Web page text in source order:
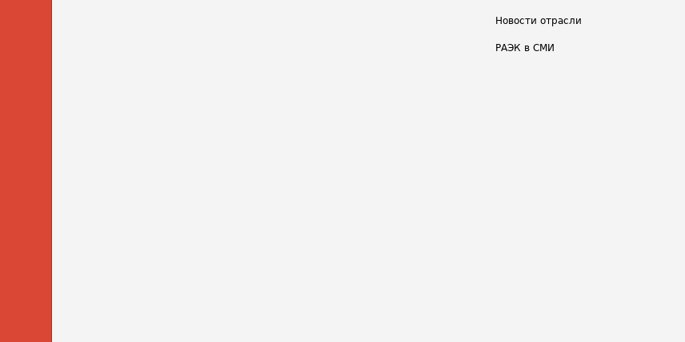
Новости отрасли
РАЭК в СМИ